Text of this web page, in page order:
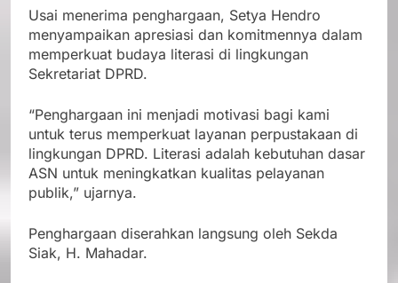
Usai menerima penghargaan, Setya Hendro
menyampaikan apresiasi dan komitmennya dalam
memperkuat budaya literasi di lingkungan
Sekretariat DPRD.
“Penghargaan ini menjadi motivasi bagi kami
untuk terus memperkuat layanan perpustakaan di
lingkungan DPRD. Literasi adalah kebutuhan dasar
ASN untuk meningkatkan kualitas pelayanan
publik,” ujarnya.
Penghargaan diserahkan langsung oleh Sekda
Siak, H. Mahadar.